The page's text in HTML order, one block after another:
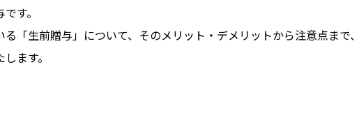
す。
「生前贈与」について、そのメリット・デメリットから注意点まで
ます。